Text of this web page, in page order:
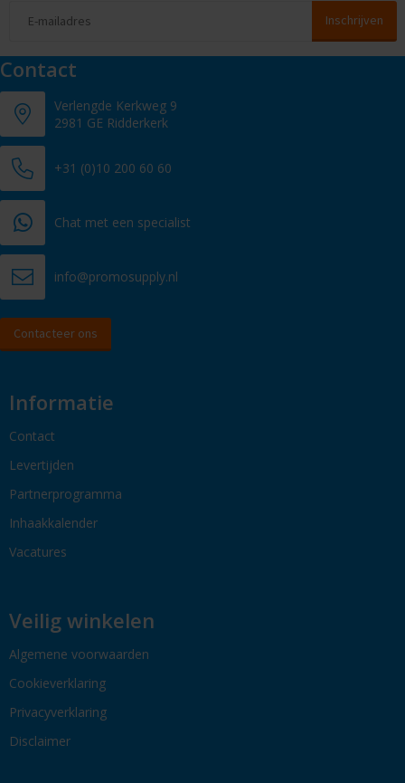
Contact
Verlengde Kerkweg 9
2981 GE Ridderkerk
+31 (0)10 200 60 60
Chat met een specialist
info@promosupply.nl
Contacteer ons
Informatie
Contact
Levertijden
Partnerprogramma
Inhaakkalender
Vacatures
Veilig winkelen
Algemene voorwaarden
Cookieverklaring
Privacyverklaring
Disclaimer